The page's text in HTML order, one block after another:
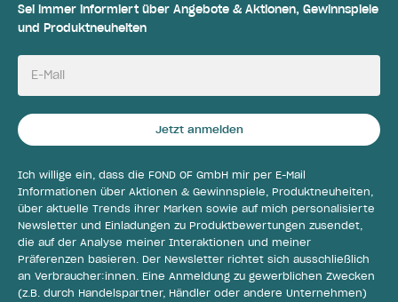
Sei immer informiert über Angebote & Aktionen, Gewinnspiele
und Produktneuheiten
E-Mail
Jetzt anmelden
Ich willige ein, dass die FOND OF GmbH mir per E-Mail
Informationen über Aktionen & Gewinnspiele, Produktneuheiten,
über aktuelle Trends ihrer Marken sowie auf mich personalisierte
Newsletter und Einladungen zu Produktbewertungen zusendet,
die auf der Analyse meiner Interaktionen und meiner
Präferenzen basieren. Der Newsletter richtet sich ausschließlich
an Verbraucher:innen. Eine Anmeldung zu gewerblichen Zwecken
(z.B. durch Handelspartner, Händler oder andere Unternehmen)